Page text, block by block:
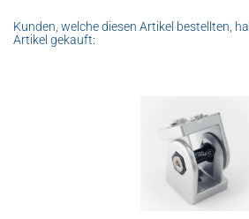
Kunden, welche diesen Artikel bestellten,
Artikel gekauft: